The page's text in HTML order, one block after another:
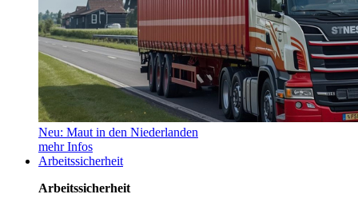
Neu: Maut in den Niederlanden
mehr Infos
Arbeitssicherheit
Arbeitssicherheit